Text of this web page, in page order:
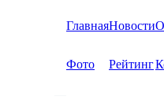
ГлавнаяНовости
Фото Рейтинг